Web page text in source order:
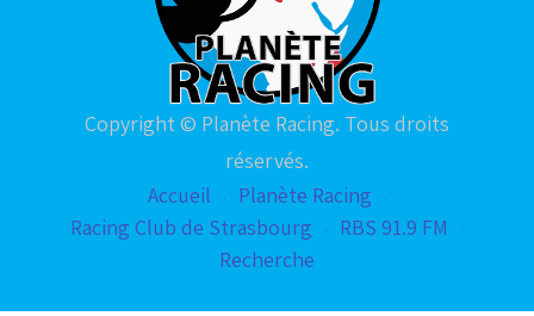
Copyright © Planète Racing. Tous droits
réservés.
Accueil
Planète Racing
Racing Club de Strasbourg
RBS 91.9 FM
Recherche